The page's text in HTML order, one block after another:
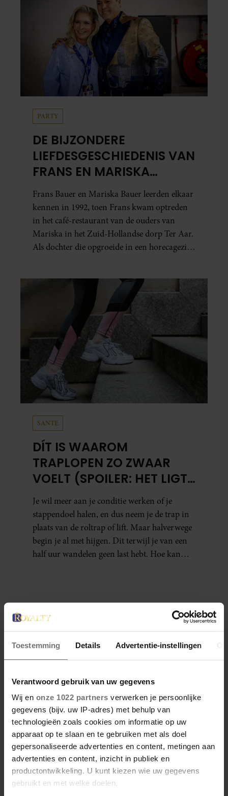
Toestemming Details Advertentie-instellingen
Verantwoord gebruik van uw gegevens
Wij en onze 1022 partners verwerken je persoonlijke
gegevens (bijv. uw IP-adres) met behulp van
technologieën zoals cookies om informatie op uw
apparaat op te slaan en te gebruiken met als doel
gepersonaliseerde advertenties en content, metingen aan
advertenties en content, inzicht in publiek en
productontwikkeling. U kunt kiezen wie uw gegevens
gebruikt en met welke doelen.
PARTY
DE BIJZONDERE
LIEFDESGESCHIEDENIS VAN
FRANS EN MARISKA
BAUER: OOK IN BED
ELKAARS EERSTE
Frans Bauer en Mariska Bauer leerden elkaar
kennen in 1992, toen Frans kwam optreden
in het café-restaurant van de ouders van
Mariska in het Zuid-Hollandse dorp Ter Aar.
Als dochter die opgroeide in een horecagezin
SANTE
DÍT IS WAAROM
TRAPLOPEN ZO ZWAAR
VOELT (SPOILER: HET LIGT
NIET AAN JE CONDITIE)
Je wil meer aan je conditie werken of je
stappendoel halen, en dus neem je de trap in
plaats van de roltrap of lift. Maar halverwege
begin je al met hijgen. Dit terwijl je van een
half uur wandelen geen last hebt. Hoe kan
Meer van Ruth
8 augustus 2026
PRINS WILLIAM EN PRINSES